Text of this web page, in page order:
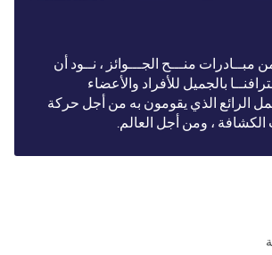
منـــح الجـــوائز ، نــود أن
بالجميل للأفراد والأعضاء
الذي يقومون به من أجل حركة
، ومن أجل العالم.